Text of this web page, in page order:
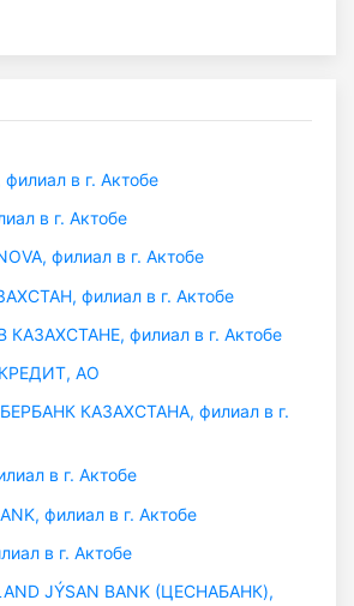
в г. Актобе
в г. Актобе
филиал в г. Актобе
филиал в г. Актобе
КАЗАХСТАНЕ, филиал в г. Актобе
АО
КАЗАХСТАНА, филиал в г.
в г. Актобе
филиал в г. Актобе
в г. Актобе
JÝSAN BANK (ЦЕСНАБАНК),